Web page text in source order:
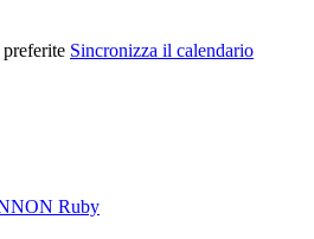
preferite Sincronizza il calendario
Ruby